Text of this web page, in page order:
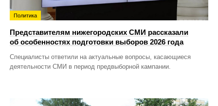
Политика
Представителям нижегородских СМИ рассказали
об особенностях подготовки выборов 2026 года
Специалисты ответили на актуальные вопросы, касающиеся
деятельности СМИ в период предвыборной кампании.